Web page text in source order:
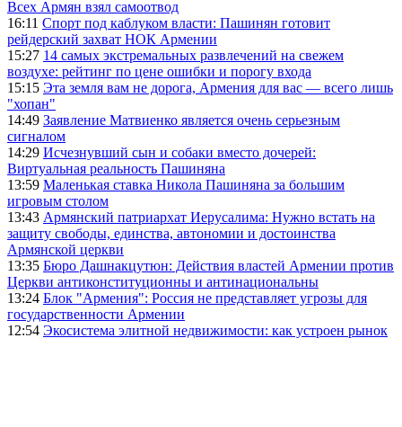
Всех Армян взял самоотвод
16:11 Спорт под каблуком власти: Пашинян готовит
рейдерский захват НОК Армении
15:27 14 самых экстремальных развлечений на свежем
воздухе: рейтинг по цене ошибки и порогу входа
15:15 Эта земля вам не дорога, Армения для вас — всего лишь
"хопан"
14:49 Заявление Матвиенко является очень серьезным
сигналом
14:29 Исчезнувший сын и собаки вместо дочерей:
Виртуальная реальность Пашиняна
13:59 Маленькая ставка Никола Пашиняна за большим
игровым столом
13:43 Армянский патриархат Иерусалима: Нужно встать на
защиту свободы, единства, автономии и достоинства
Армянской церкви
13:35 Бюро Дашнакцутюн: Действия властей Армении против
Церкви антиконституционны и антинациональны
13:24 Блок "Армения": Россия не представляет угрозы для
государственности Армении
12:54 Экосистема элитной недвижимости: как устроен рынок